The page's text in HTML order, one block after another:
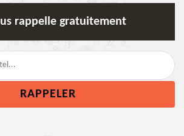
rappelle gratuitement